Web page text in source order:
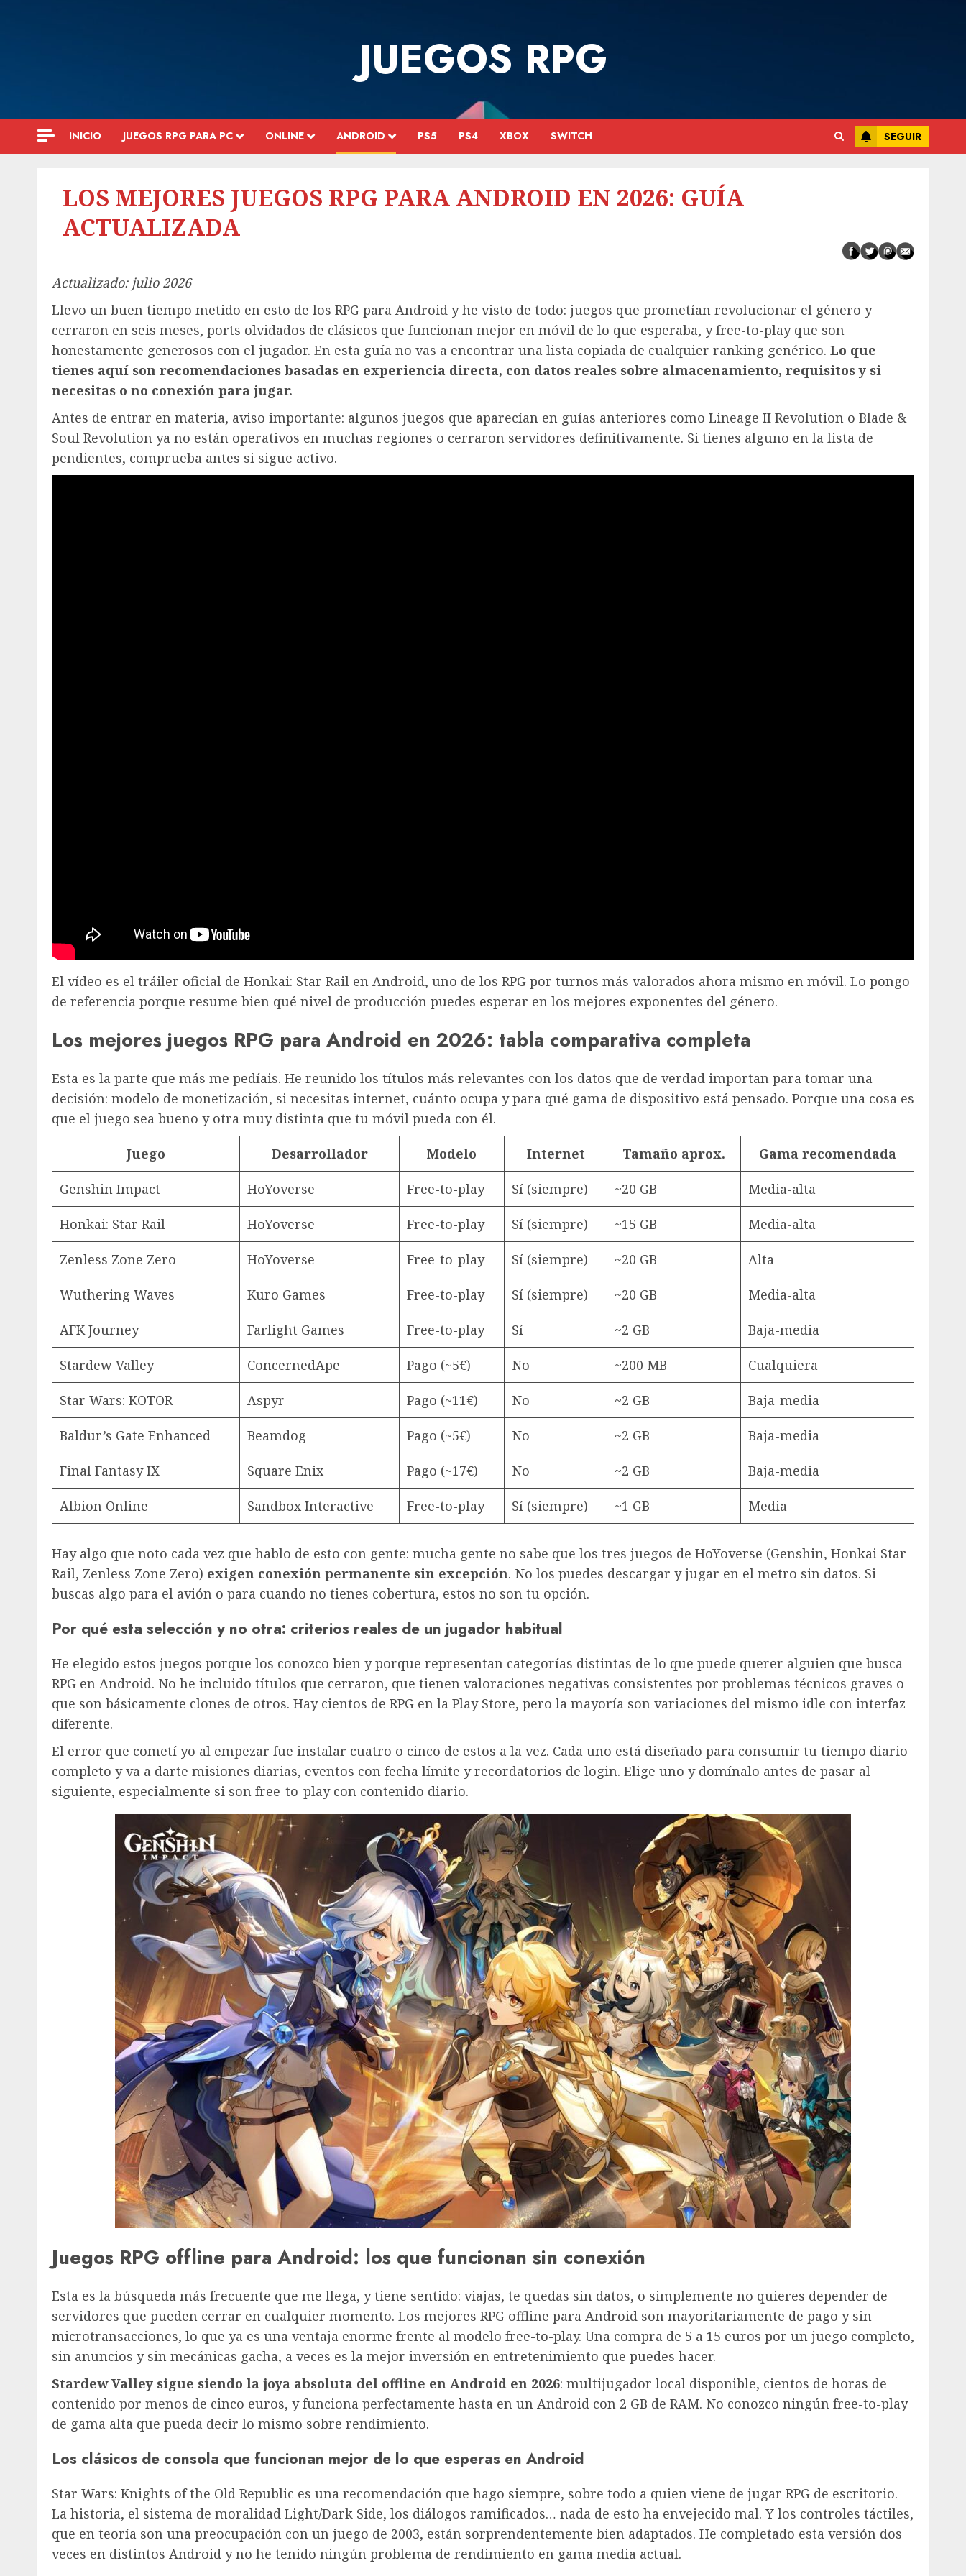
JUEGOS RPG
INICIO JUEGOS RPG PARA PC ONLINE ANDROID PS5 PS4 XBOX SWITCH SEGUIR
LOS MEJORES JUEGOS RPG PARA ANDROID EN 2026: GUÍA
ACTUALIZADA
Actualizado: julio 2026
Llevo un buen tiempo metido en esto de los RPG para Android y he visto de todo: juegos que prometían revolucionar el género y
cerraron en seis meses, ports olvidados de clásicos que funcionan mejor en móvil de lo que esperaba, y free-to-play que son
honestamente generosos con el jugador. En esta guía no vas a encontrar una lista copiada de cualquier ranking genérico. Lo que
tienes aquí son recomendaciones basadas en experiencia directa, con datos reales sobre almacenamiento, requisitos y si
necesitas o no conexión para jugar.
Antes de entrar en materia, aviso importante: algunos juegos que aparecían en guías anteriores como Lineage II Revolution o Blade &
Soul Revolution ya no están operativos en muchas regiones o cerraron servidores definitivamente. Si tienes alguno en la lista de
pendientes, comprueba antes si sigue activo.
El vídeo es el tráiler oficial de Honkai: Star Rail en Android, uno de los RPG por turnos más valorados ahora mismo en móvil. Lo pongo
de referencia porque resume bien qué nivel de producción puedes esperar en los mejores exponentes del género.
Los mejores juegos RPG para Android en 2026: tabla comparativa completa
Esta es la parte que más me pedíais. He reunido los títulos más relevantes con los datos que de verdad importan para tomar una
decisión: modelo de monetización, si necesitas internet, cuánto ocupa y para qué gama de dispositivo está pensado. Porque una cosa es
que el juego sea bueno y otra muy distinta que tu móvil pueda con él.
Juego Desarrollador Modelo Internet Tamaño aprox. Gama recomendada
Genshin Impact HoYoverse Free-to-play Sí (siempre) ~20 GB Media-alta
Honkai: Star Rail HoYoverse Free-to-play Sí (siempre) ~15 GB Media-alta
Zenless Zone Zero HoYoverse Free-to-play Sí (siempre) ~20 GB Alta
Wuthering Waves Kuro Games Free-to-play Sí (siempre) ~20 GB Media-alta
AFK Journey Farlight Games Free-to-play Sí ~2 GB Baja-media
Stardew Valley ConcernedApe Pago (~5€) No ~200 MB Cualquiera
Star Wars: KOTOR Aspyr Pago (~11€) No ~2 GB Baja-media
Baldur’s Gate Enhanced Beamdog Pago (~5€) No ~2 GB Baja-media
Final Fantasy IX Square Enix Pago (~17€) No ~2 GB Baja-media
Albion Online Sandbox Interactive Free-to-play Sí (siempre) ~1 GB Media
Hay algo que noto cada vez que hablo de esto con gente: mucha gente no sabe que los tres juegos de HoYoverse (Genshin, Honkai Star
Rail, Zenless Zone Zero) exigen conexión permanente sin excepción. No los puedes descargar y jugar en el metro sin datos. Si
buscas algo para el avión o para cuando no tienes cobertura, estos no son tu opción.
Por qué esta selección y no otra: criterios reales de un jugador habitual
He elegido estos juegos porque los conozco bien y porque representan categorías distintas de lo que puede querer alguien que busca
RPG en Android. No he incluido títulos que cerraron, que tienen valoraciones negativas consistentes por problemas técnicos graves o
que son básicamente clones de otros. Hay cientos de RPG en la Play Store, pero la mayoría son variaciones del mismo idle con interfaz
diferente.
El error que cometí yo al empezar fue instalar cuatro o cinco de estos a la vez. Cada uno está diseñado para consumir tu tiempo diario
completo y va a darte misiones diarias, eventos con fecha límite y recordatorios de login. Elige uno y domínalo antes de pasar al
siguiente, especialmente si son free-to-play con contenido diario.
Juegos RPG offline para Android: los que funcionan sin conexión
Esta es la búsqueda más frecuente que me llega, y tiene sentido: viajas, te quedas sin datos, o simplemente no quieres depender de
servidores que pueden cerrar en cualquier momento. Los mejores RPG offline para Android son mayoritariamente de pago y sin
microtransacciones, lo que ya es una ventaja enorme frente al modelo free-to-play. Una compra de 5 a 15 euros por un juego completo,
sin anuncios y sin mecánicas gacha, a veces es la mejor inversión en entretenimiento que puedes hacer.
Stardew Valley sigue siendo la joya absoluta del offline en Android en 2026: multijugador local disponible, cientos de horas de
contenido por menos de cinco euros, y funciona perfectamente hasta en un Android con 2 GB de RAM. No conozco ningún free-to-play
de gama alta que pueda decir lo mismo sobre rendimiento.
Los clásicos de consola que funcionan mejor de lo que esperas en Android
Star Wars: Knights of the Old Republic es una recomendación que hago siempre, sobre todo a quien viene de jugar RPG de escritorio.
La historia, el sistema de moralidad Light/Dark Side, los diálogos ramificados… nada de esto ha envejecido mal. Y los controles táctiles,
que en teoría son una preocupación con un juego de 2003, están sorprendentemente bien adaptados. He completado esta versión dos
veces en distintos Android y no he tenido ningún problema de rendimiento en gama media actual.